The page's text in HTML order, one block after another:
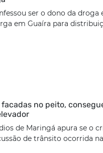
ser o dono da droga
em Guaíra para
no peito,
de Maringá apura se o
de trânsito ocorrida na